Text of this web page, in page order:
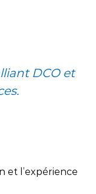
DCO et
et l’expérience